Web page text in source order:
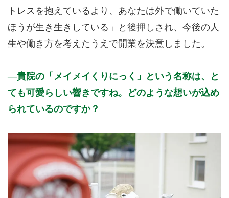
トレスを抱えているより、あなたは外で働いていた
ほうが生き生きしている」と後押しされ、今後の人
生や働き方を考えたうえで開業を決意しました。
貴院の「メイメイくりにっく」という名称は、と
ても可愛らしい響きですね。どのような想いが込め
られているのですか？